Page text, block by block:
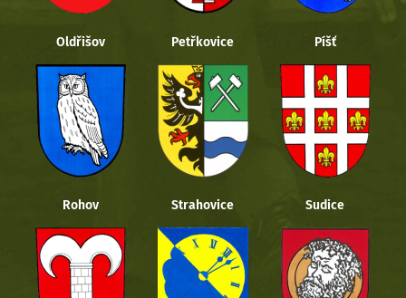
Oldřišov Petřkovice Píšť
Rohov Strahovice Sudice